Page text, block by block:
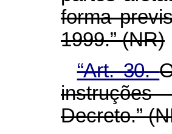
forma
1999.” (NR)
“Art. 30.
Decreto.”